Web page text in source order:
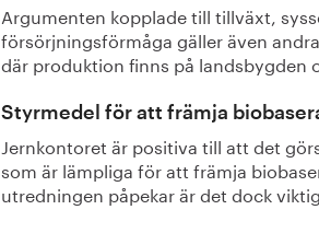
Argumenten kopplade till tillväxt,
försörjningsförmåga gäller även
där produktion finns på landsbygden
Styrmedel för att främja
Jernkontoret är positiva till att det
som är lämpliga för att främja
utredningen påpekar är det dock